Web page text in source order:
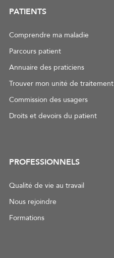
PATIENTS
Comprendre ma maladie
Parcours patient
Annuaire des praticiens
Trouver mon unité de traitement
Commission des usagers
Droits et devoirs du patient
PROFESSIONNELS
Qualité de vie au travail
Nous rejoindre
Formations